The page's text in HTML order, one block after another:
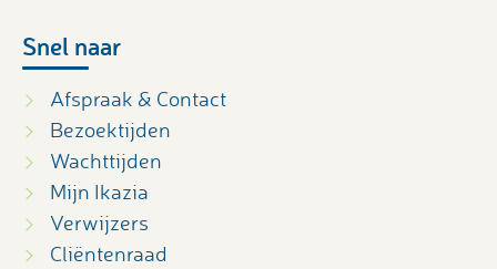
Snel naar
Afspraak & Contact
Bezoektijden
Wachttijden
Mijn Ikazia
Verwijzers
Cliëntenraad